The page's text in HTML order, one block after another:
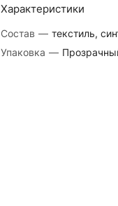
Характеристики
Состав — текстиль,
Упаковка —